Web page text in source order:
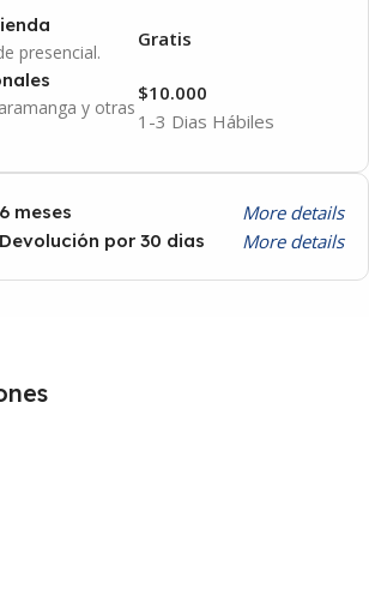
presencial.
Gratis
y otras
1-3 Dias Hábiles
$10.000
meses More details
por 30 dias More details